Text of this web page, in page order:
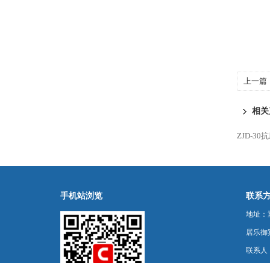
上一篇
相
ZJD-30
手机站浏览 联系
地址：
居乐御
联系人